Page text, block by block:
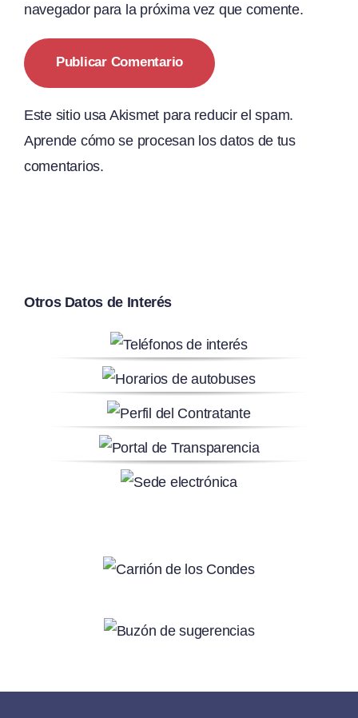
navegador para la próxima vez que comente.
Este sitio usa Akismet para reducir el spam.
Aprende cómo se procesan los datos de tus
comentarios.
Otros Datos de Interés